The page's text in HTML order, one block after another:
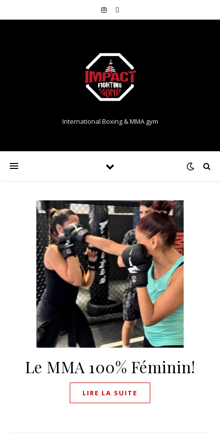
International Boxing & MMA gym
Le MMA 100% Féminin!
LIRE LA SUITE